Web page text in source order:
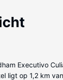
Executivo
ligt op 1,2 km